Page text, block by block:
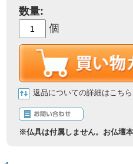
数量:
個
返品についての詳細はこちら